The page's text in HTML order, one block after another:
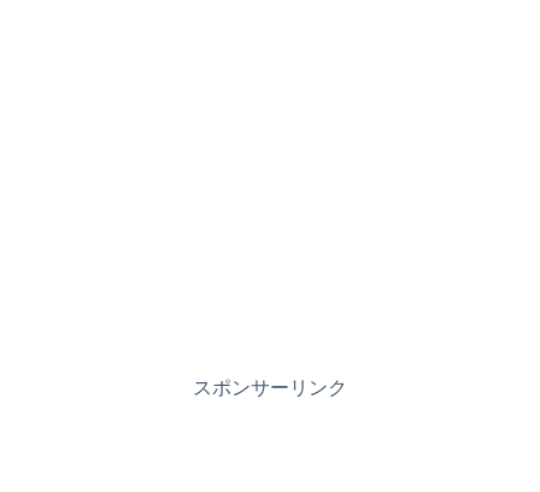
スポンサーリンク